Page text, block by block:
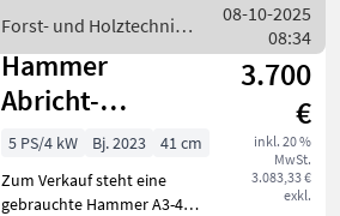
Vielseitigkeit und Robust
Forst- und Holztechnik /
Wood-Mizer
08-10-2025
08:34
Hammer
Abricht-
Dickenhobelmaschine
A3-41
3.700
€
inkl. 20 %
MwSt.
3.083,33 €
exkl.
5 PS/4 kW Bj. 2023
41 cm
Zum Verkauf steht eine
gebrauchte Hammer A3-41